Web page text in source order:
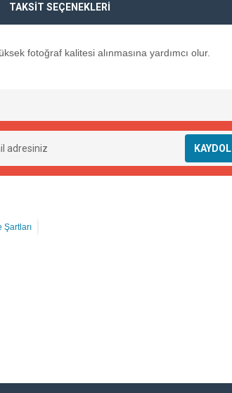
TAKSİT SEÇENEKLERİ
fotoğraf kalitesi alınmasına yardımcı olur.
KAYDOL
Şartları